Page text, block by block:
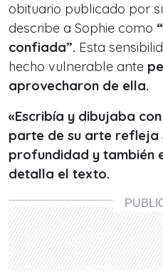
obituario publicado por
describe a Sophie como
confiada”. Esta
hecho vulnerable ante
aprovecharon de ella.
«Escribía y dibujaba
parte de su arte refleja
profundidad y también
detalla el texto.